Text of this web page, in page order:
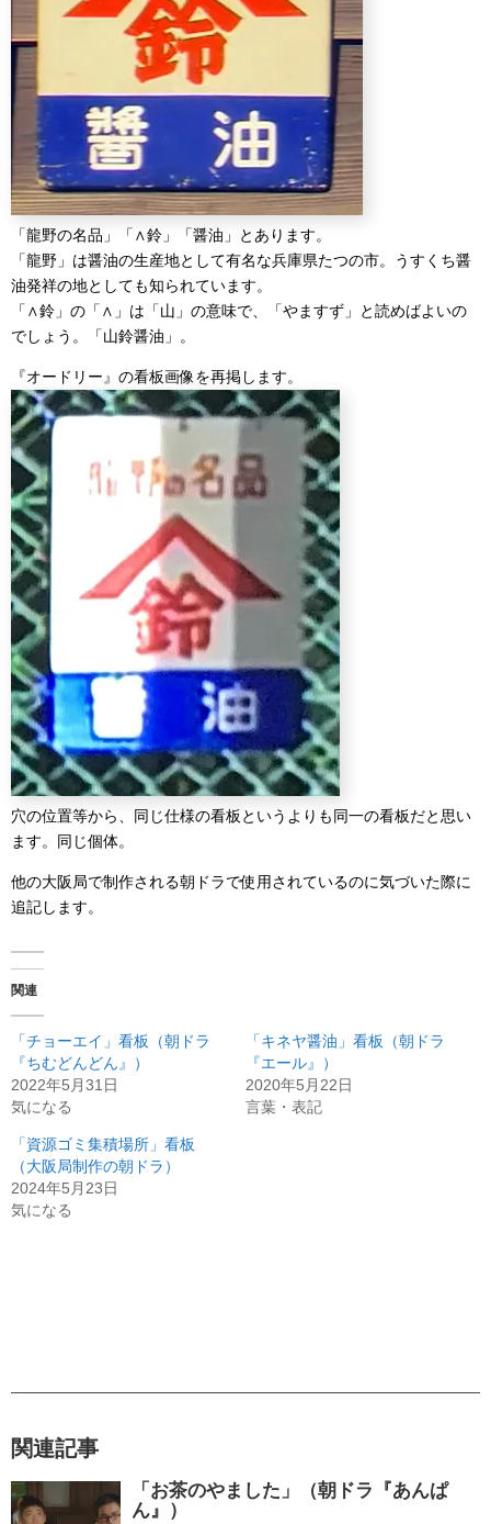
「龍野の名品」「∧鈴」「醤油」とあります。
「龍野」は醤油の生産地として有名な兵庫県たつの市。うすくち醤
油発祥の地としても知られています。
「∧鈴」の「∧」は「山」の意味で、「やますず」と読めばよいの
でしょう。「山鈴醤油」。
『オードリー』の看板画像を再掲します。
穴の位置等から、同じ仕様の看板というよりも同一の看板だと思い
ます。同じ個体。
他の大阪局で制作される朝ドラで使用されているのに気づいた際に
追記します。
関連
「チョーエイ」看板（朝ドラ
『ちむどんどん』）
2022年5月31日
気になる
「キネヤ醤油」看板（朝ドラ
『エール』）
2020年5月22日
言葉・表記
「資源ゴミ集積場所」看板
（大阪局制作の朝ドラ）
2024年5月23日
気になる
関連記事
「お茶のやました」（朝ドラ『あんぱ
ん』）